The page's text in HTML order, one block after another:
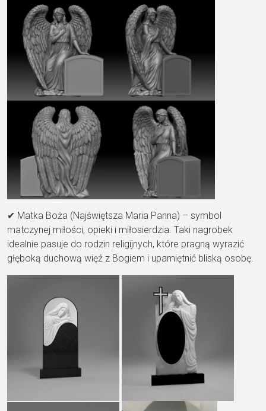
✔ Matka Boża (Najświętsza Maria Panna) – symbol
matczynej miłości, opieki i miłosierdzia. Taki nagrobek
idealnie pasuje do rodzin religijnych, które pragną wyrazić
głęboką duchową więź z Bogiem i upamiętnić bliską osobę.